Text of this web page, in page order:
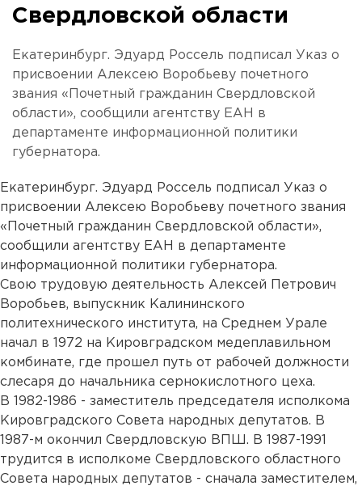
Свердловской области
Екатеринбург. Эдуард Россель подписал Указ о
присвоении Алексею Воробьеву почетного
звания «Почетный гражданин Свердловской
области», сообщили агентству ЕАН в
департаменте информационной политики
губернатора.
Екатеринбург. Эдуард Россель подписал Указ о
присвоении Алексею Воробьеву почетного звания
«Почетный гражданин Свердловской области»,
сообщили агентству ЕАН в департаменте
информационной политики губернатора.
Свою трудовую деятельность Алексей Петрович
Воробьев, выпускник Калининского
политехнического института, на Среднем Урале
начал в 1972 на Кировградском медеплавильном
комбинате, где прошел путь от рабочей должности
слесаря до начальника сернокислотного цеха.
В 1982-1986 - заместитель председателя исполкома
Кировградского Совета народных депутатов. В
1987-м окончил Свердловскую ВПШ. В 1987-1991
трудится в исполкоме Свердловского областного
Совета народных депутатов - сначала заместителем,